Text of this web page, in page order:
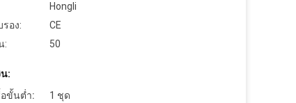
Hongli
อง:
CE
:
50
:
ขั้นต่ำ:
1 ชุด